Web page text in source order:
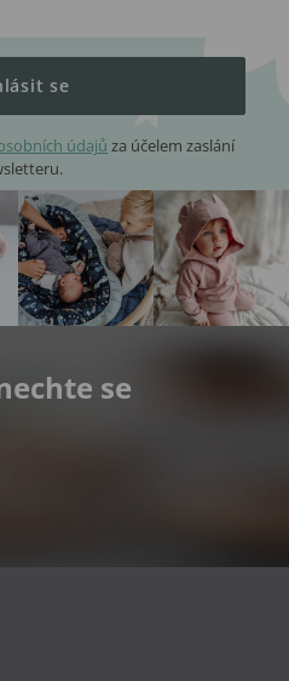
se
údajů za účelem zaslání
se